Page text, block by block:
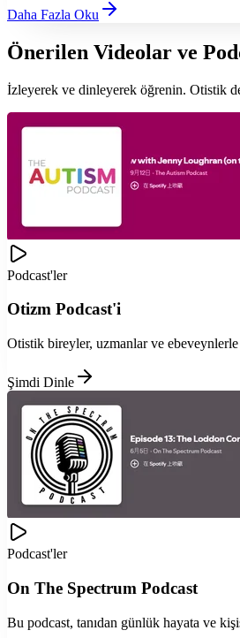
Daha Fazla Oku
Önerilen Videolar ve
İzleyerek ve dinleyerek öğrenin. Otistik
Podcast'ler
Otizm Podcast'i
Otistik bireyler, uzmanlar ve
Şimdi Dinle
Podcast'ler
On The Spectrum Podcast
Bu podcast, tanıdan günlük hayata ve